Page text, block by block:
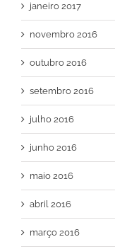
janeiro 2017
novembro 2016
outubro 2016
setembro 2016
julho 2016
junho 2016
maio 2016
abril 2016
março 2016